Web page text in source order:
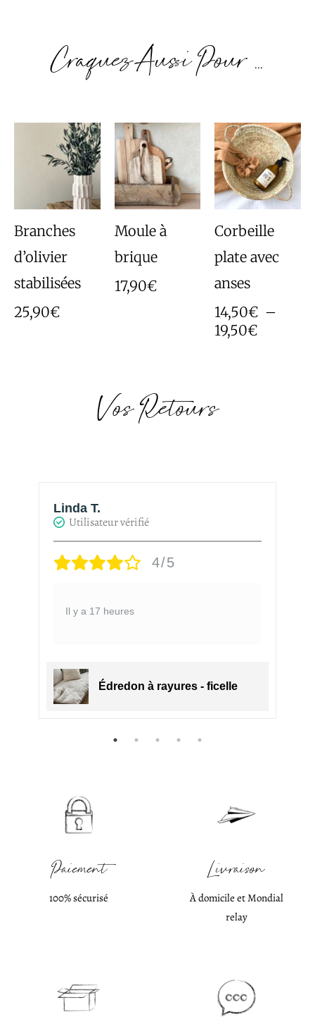
Craquez Aussi Pour ...
Branches
d’olivier
stabilisées
25,90€
Moule à
brique
17,90€
Corbeille
plate avec
anses
14,50€ –
19,50€
Plage
de
prix :
14,50€
à
19,50€
Vos Retours
Linda T.
Utilisateur vérifié
4/5
Il y a 17 heures
Édredon à rayures - ficelle
Paiement
100% sécurisé
Livraison
À domicile et Mondial
relay